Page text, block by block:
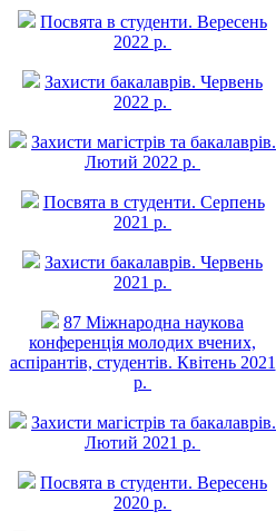
Посвята в студенти. Вересень
2022 р.
Захисти бакалаврів. Червень
2022 р.
Захисти магістрів та бакалаврів.
Лютий 2022 р.
Посвята в студенти. Серпень
2021 р.
Захисти бакалаврів. Червень
2021 р.
87 Міжнародна наукова
конференція молодих вчених,
аспірантів, студентів. Квітень 2021
р.
Захисти магістрів та бакалаврів.
Лютий 2021 р.
Посвята в студенти. Вересень
2020 р.